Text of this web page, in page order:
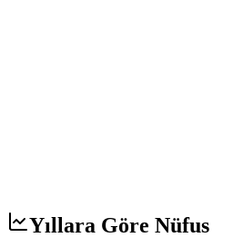
Yıllara Göre Nüfus